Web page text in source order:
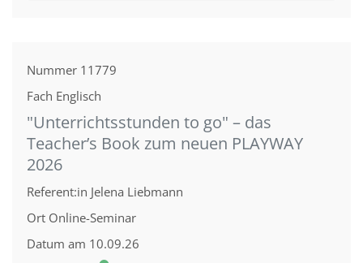
Nummer 11779
Fach Englisch
"Unterrichtsstunden to go" – das
Teacher’s Book zum neuen PLAYWAY
2026
Referent:in Jelena Liebmann
Ort Online-Seminar
Datum am 10.09.26